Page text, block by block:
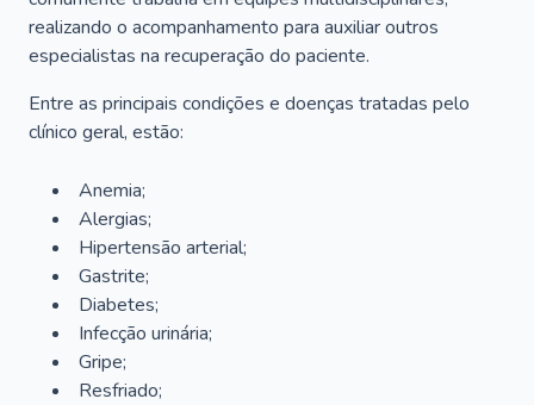
realizando o acompanhamento para auxiliar outros
especialistas na recuperação do paciente.
Entre as principais condições e doenças tratadas pelo
clínico geral, estão:
Anemia;
Alergias;
Hipertensão arterial;
Gastrite;
Diabetes;
Infecção urinária;
Gripe;
Resfriado;